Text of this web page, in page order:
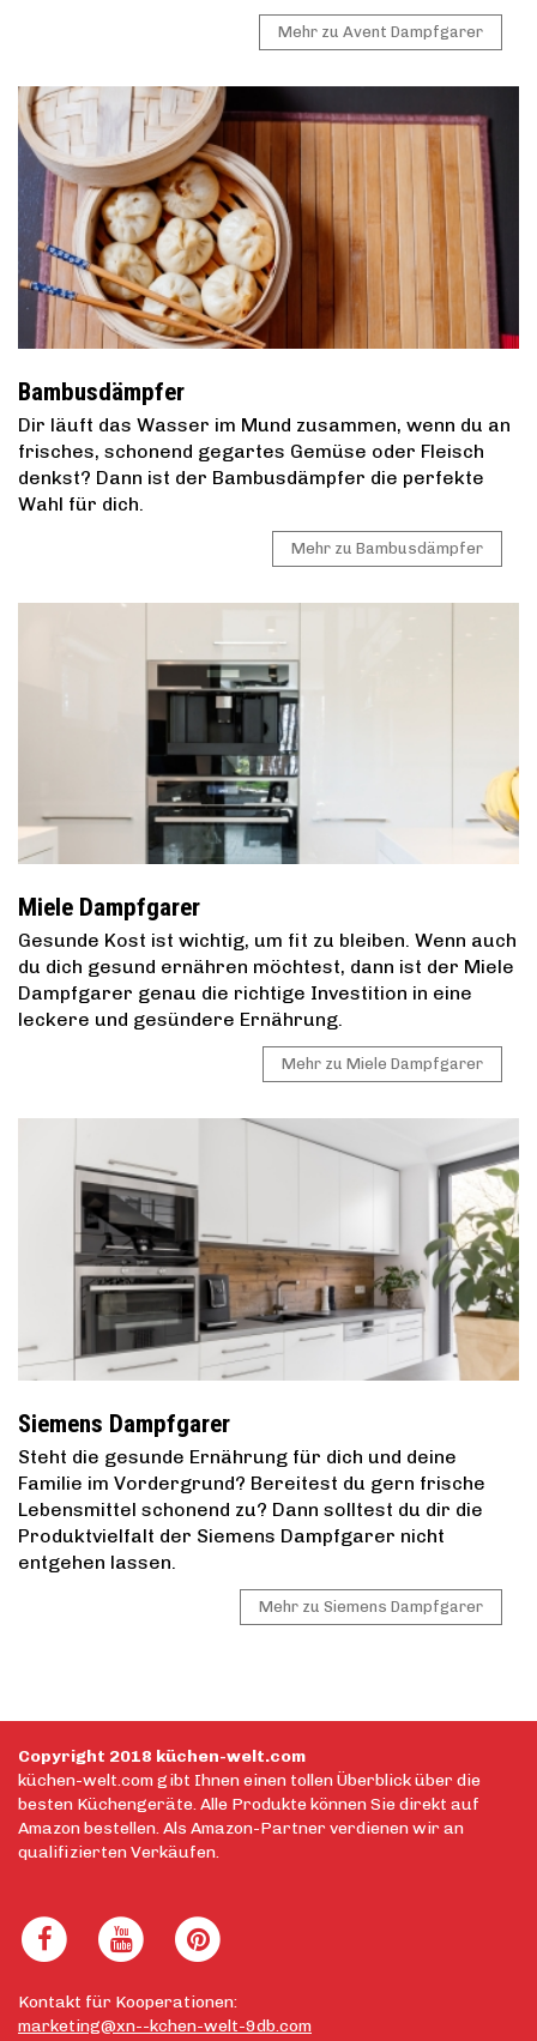
Mehr zu Avent Dampfgarer
Bambusdämpfer
Dir läuft das Wasser im Mund zusammen, wenn du an
frisches, schonend gegartes Gemüse oder Fleisch
denkst? Dann ist der Bambusdämpfer die perfekte
Wahl für dich.
Mehr zu Bambusdämpfer
Miele Dampfgarer
Gesunde Kost ist wichtig, um fit zu bleiben. Wenn auch
du dich gesund ernähren möchtest, dann ist der Miele
Dampfgarer genau die richtige Investition in eine
leckere und gesündere Ernährung.
Mehr zu Miele Dampfgarer
Siemens Dampfgarer
Steht die gesunde Ernährung für dich und deine
Familie im Vordergrund? Bereitest du gern frische
Lebensmittel schonend zu? Dann solltest du dir die
Produktvielfalt der Siemens Dampfgarer nicht
entgehen lassen.
Mehr zu Siemens Dampfgarer
Copyright 2018 küchen-welt.com
küchen-welt.com gibt Ihnen einen tollen Überblick über die
besten Küchengeräte. Alle Produkte können Sie direkt auf
Amazon bestellen. Als Amazon-Partner verdienen wir an
qualifizierten Verkäufen.
Kontakt für Kooperationen:
marketing@xn--kchen-welt-9db.com